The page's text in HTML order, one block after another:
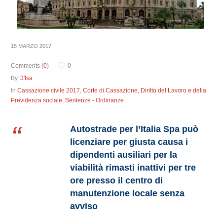
15 MARZO 2017
Comments (0)
0
By D'Isa
InCassazione civile 2017,Corte di Cassazione, Diritto del Lavoro e della
Previdenza sociale,Sentenze - Ordinanze
Autostrade per l’Italia Spa può
licenziare per giusta causa i
dipendenti ausiliari per la
viabilità rimasti inattivi per tre
ore presso il centro di
manutenzione locale senza
avviso